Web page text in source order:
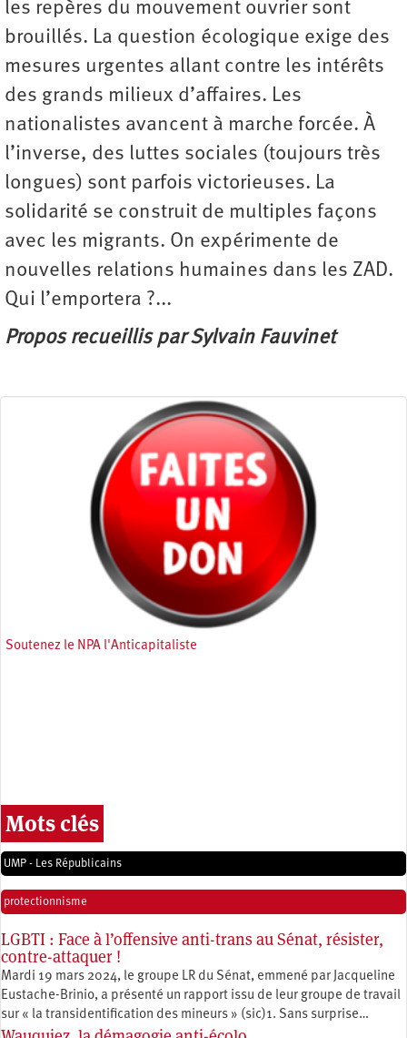
les repères du mouvement ouvrier sont
brouillés. La question écologique exige des
mesures urgentes allant contre les intérêts
des grands milieux d’affaires. Les
nationalistes avancent à marche forcée. À
l’inverse, des luttes sociales (toujours très
longues) sont parfois victorieuses. La
solidarité se construit de multiples façons
avec les migrants. On expérimente de
nouvelles relations humaines dans les ZAD.
Qui l’emportera ?...
Propos recueillis par Sylvain Fauvinet
Soutenez le NPA l'Anticapitaliste
Mots clés
UMP - Les Républicains
protectionnisme
LGBTI : Face à l’offensive anti-trans au Sénat, résister,
contre-attaquer !
Mardi 19 mars 2024, le groupe LR du Sénat, emmené par Jacqueline
Eustache-Brinio, a présenté un rapport issu de leur groupe de travail
sur « la transidentification des mineurs » (sic)1. Sans surprise…